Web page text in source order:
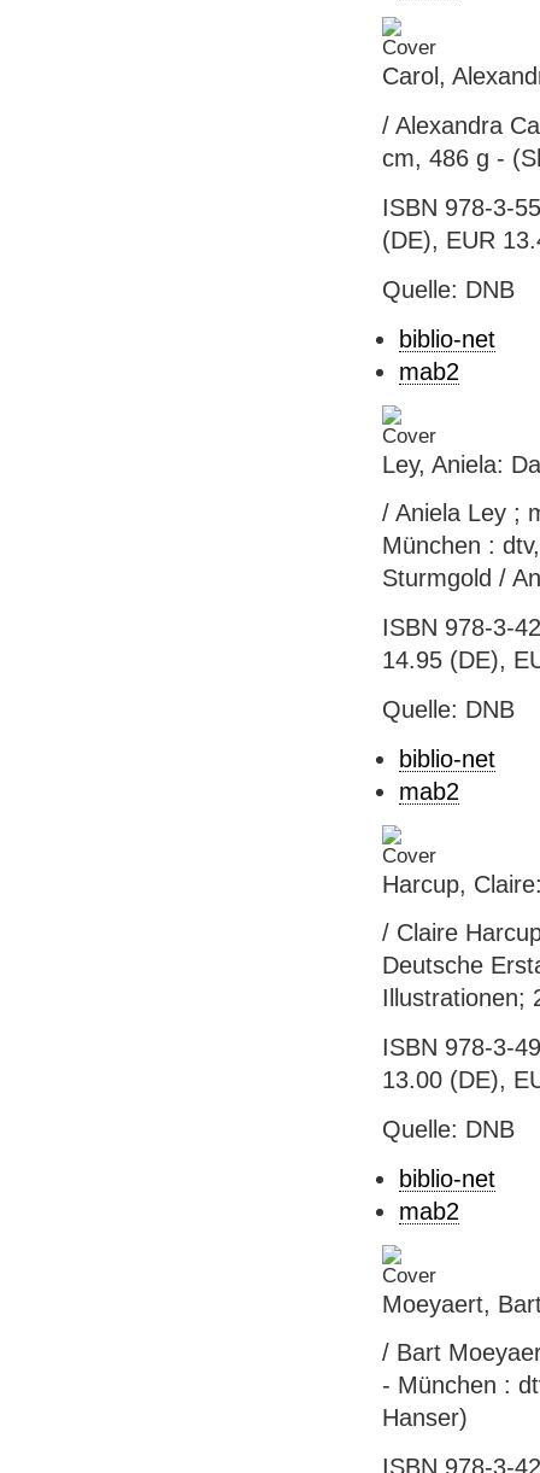
Carol,
/ Alexandra
cm, 486 g -
ISBN 978-3-
(DE), EUR
Quelle: DNB
biblio-net
mab2
Ley, Aniela:
/ Aniela Ley ;
München :
Sturmgold /
ISBN 978-3-
14.95 (DE),
Quelle: DNB
biblio-net
mab2
Harcup,
/ Claire
Deutsche
Illustrationen;
ISBN 978-3-
13.00 (DE),
Quelle: DNB
biblio-net
mab2
Moeyaert,
/ Bart
- München :
Hanser)
ISBN 978-3-